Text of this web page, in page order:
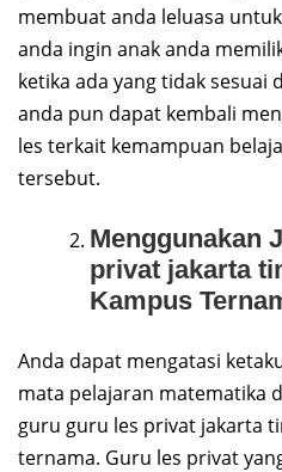
membuat anda leluasa
anda ingin anak anda
ketika ada yang tidak sesuai
anda pun dapat kembali
les terkait kemampuan
tersebut.
Menggunakan
privat jakarta
Kampus
Anda dapat mengatasi
mata pelajaran matematika
guru guru les privat jakarta
ternama. Guru les privat